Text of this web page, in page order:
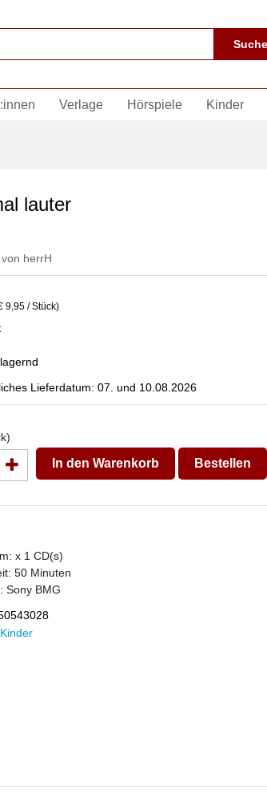
Verlage Hörspiele Kinder
lauter
herrH
9,95 / Stück)
Lieferdatum: 07. und 10.08.2026
In den Warenkorb Bestellen
x 1 CD(s)
50 Minuten
Sony BMG
Kinder